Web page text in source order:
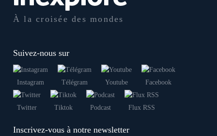
À la croisée des mondes
Suivez-nous sur
Instagram Télégram Youtube Facebook
Twitter Tiktok Podcast Flux RSS
Inscrivez-vous à notre newsletter